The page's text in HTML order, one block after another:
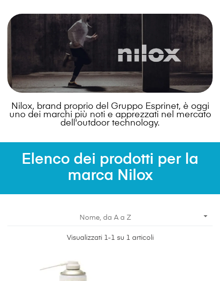
Nilox, brand proprio del Gruppo Esprinet, è oggi
uno dei marchi più noti e apprezzati nel mercato
dell'outdoor technology.
Elenco dei prodotti per la
marca Nilox
Nome, da A a Z 
Visualizzati 1-1 su 1 articoli